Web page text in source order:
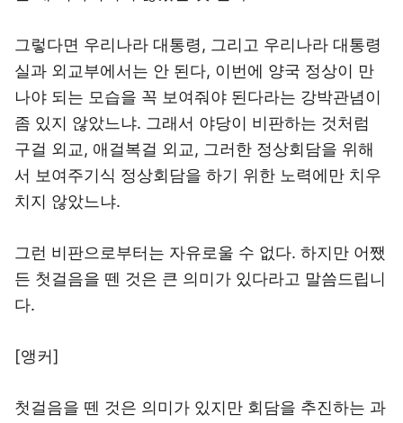
그렇다면 우리나라 대통령, 그리고 우리나라 대통령
실과 외교부에서는 안 된다, 이번에 양국 정상이 만
나야 되는 모습을 꼭 보여줘야 된다라는 강박관념이
좀 있지 않았느냐. 그래서 야당이 비판하는 것처럼
구걸 외교, 애걸복걸 외교, 그러한 정상회담을 위해
서 보여주기식 정상회담을 하기 위한 노력에만 치우
치지 않았느냐.
그런 비판으로부터는 자유로울 수 없다. 하지만 어쨌
든 첫걸음을 뗀 것은 큰 의미가 있다라고 말씀드립니
다.
[앵커]
첫걸음을 뗀 것은 의미가 있지만 회담을 추진하는 과